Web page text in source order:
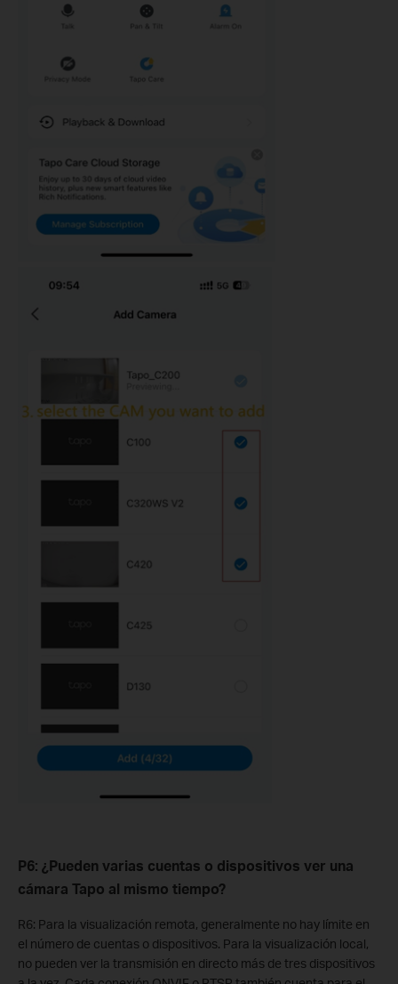
P6: ¿Pueden varias cuentas o dispositivos ver una
cámara Tapo al mismo tiempo?
R6: Para la visualización remota, generalmente no hay límite en
el número de cuentas o dispositivos. Para la visualización local,
no pueden ver la transmisión en directo más de tres dispositivos